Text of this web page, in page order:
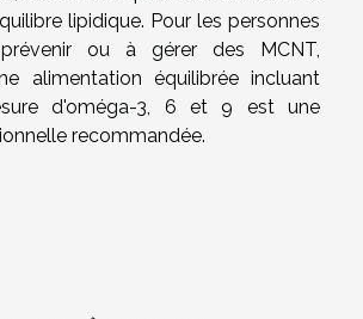
lipidique. Pour les personnes
ou à gérer des MCNT,
alimentation équilibrée incluant
d'oméga-3, 6 et 9 est une
recommandée.